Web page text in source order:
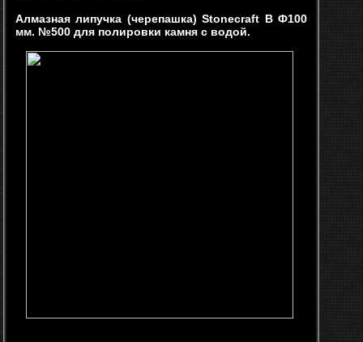
Алмазная липучка (черепашка) Stonecraft B Ф100
мм. №500 для полировки камня с водой.